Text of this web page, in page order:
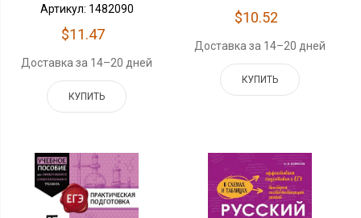
Артикул: 1482090
$11.47
Доставка за 14–20 дней
КУПИТЬ
$10.52
Доставка за 14–20 дней
КУПИТЬ